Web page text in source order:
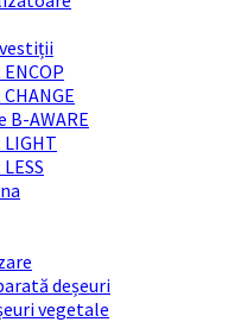
B-AWARE
deșeuri
vegetale